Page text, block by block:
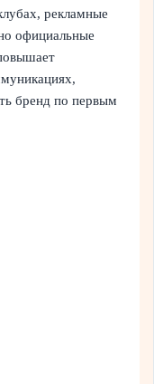
рекламные
официальные
бренд по первым